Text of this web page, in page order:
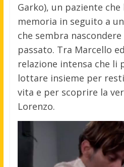
Garko), un paziente che
memoria in seguito a
che sembra
passato. Tra Marcello
relazione intensa che li
lottare insieme per
vita e per scoprire la
Lorenzo.